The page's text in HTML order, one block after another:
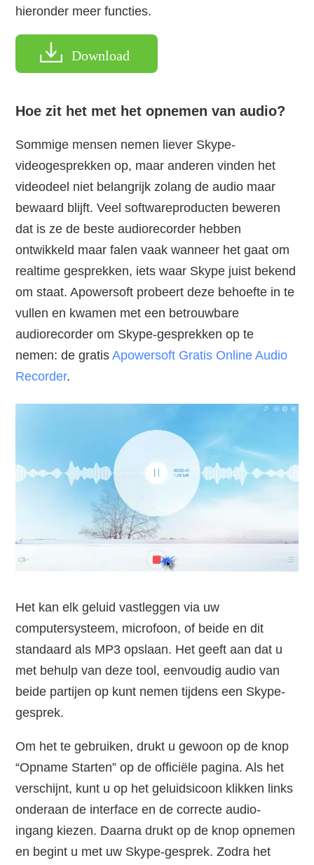
hieronder meer functies.
Download
Hoe zit het met het opnemen van audio?
Sommige mensen nemen liever Skype-
videogesprekken op, maar anderen vinden het
videodeel niet belangrijk zolang de audio maar
bewaard blijft. Veel softwareproducten beweren
dat is ze de beste audiorecorder hebben
ontwikkeld maar falen vaak wanneer het gaat om
realtime gesprekken, iets waar Skype juist bekend
om staat. Apowersoft probeert deze behoefte in te
vullen en kwamen met een betrouwbare
audiorecorder om Skype-gesprekken op te
nemen: de gratisApowersoft Gratis Online Audio
Recorder.
Het kan elk geluid vastleggen via uw
computersysteem, microfoon, of beide en dit
standaard als MP3 opslaan. Het geeft aan dat u
met behulp van deze tool, eenvoudig audio van
beide partijen op kunt nemen tijdens een Skype-
gesprek.
Om het te gebruiken, drukt u gewoon op de knop
“Opname Starten” op de officiële pagina. Als het
verschijnt, kunt u op het geluidsicoon klikken links
onderaan de interface en de correcte audio-
ingang kiezen. Daarna drukt op de knop opnemen
en begint u met uw Skype-gesprek. Zodra het